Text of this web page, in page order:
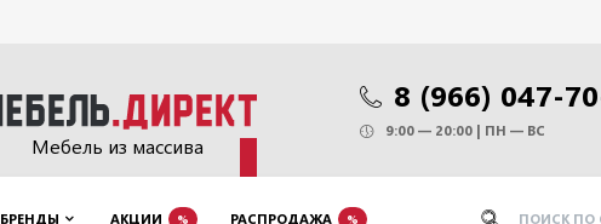
Мебель из массива
8 (966) 047-
9:00 — 20:00 | ПН — ВС
БРЕНДЫ АКЦИИ % РАСПРОДАЖА %